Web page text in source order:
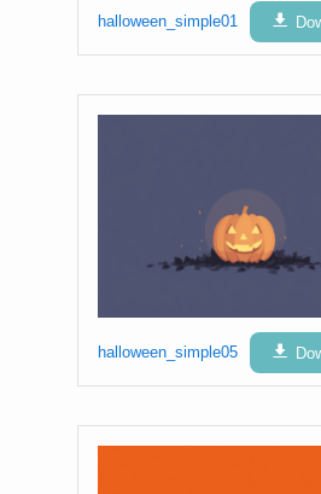
halloween_simple01
halloween_simple05